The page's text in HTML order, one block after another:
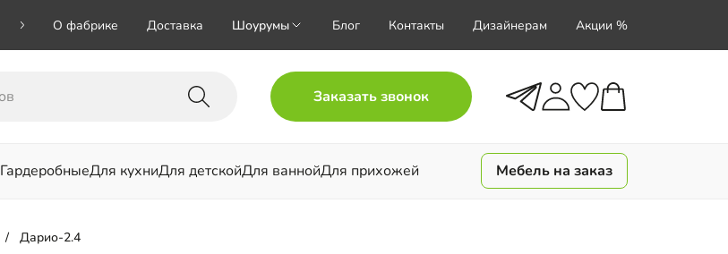
О фабрике Доставка Шоурумы Блог Контакты Дизайнерам Акции %
Заказать звонок
ГардеробныеДля кухниДля детскойДля ваннойДля прихожей Мебель на заказ
Дарио-2.4